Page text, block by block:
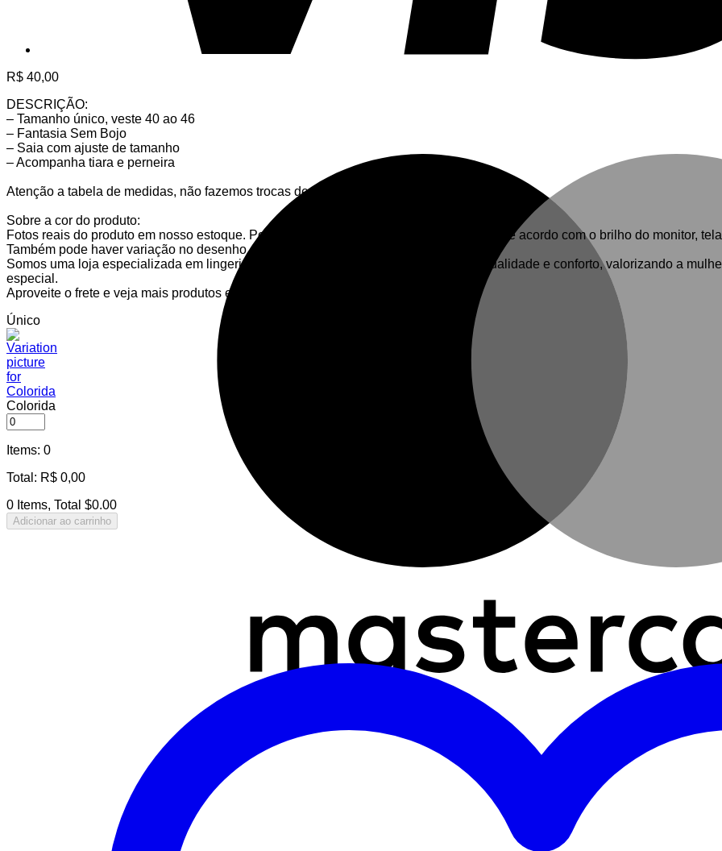
R$ 40,00
DESCRIÇÃO:
– Tamanho único, veste 40 ao 46
– Fantasia Sem Bojo
– Saia com ajuste de tamanho
– Acompanha tiara e perneira
Atenção a tabela de medidas, não fazemos trocas de peças íntimas.
Sobre a cor do produto:
Fotos reais do produto em nosso estoque. Pode haver variação na cor do produto final de acordo com o brilho do monitor,
Também pode haver variação no desenho da renda.
Somos uma loja especializada em lingerie, sempre trazendo lindas novidades com qualidade e conforto, valorizando a
especial.
Aproveite o frete e veja mais produtos em nossa loja.
Único
Colorida
Items: 0
Total : R$ 0,00
0 Items, Total $0.00
Adicionar ao carrinho